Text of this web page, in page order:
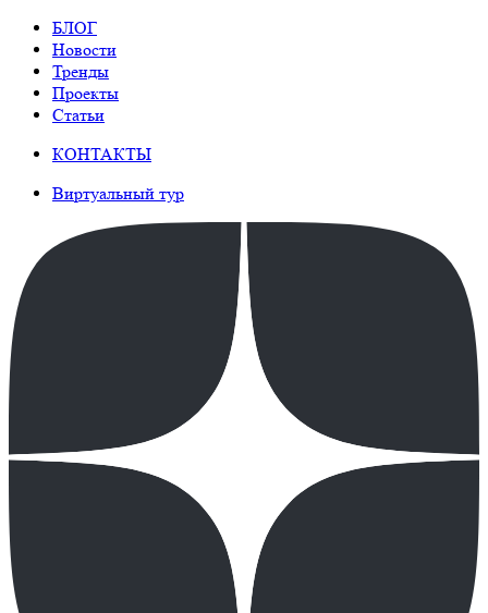
БЛОГ
Новости
Тренды
Проекты
Статьи
КОНТАКТЫ
Виртуальный тур